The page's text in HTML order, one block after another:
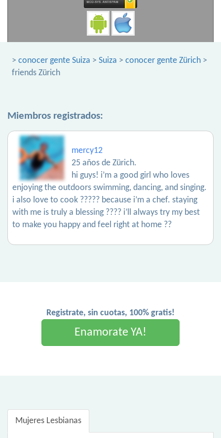
> conocer gente Suiza > Suiza > conocer gente Zürich >
friends Zürich
Miembros registrados:
mercy12
25 años de Zürich.
hi guys! i’m a good girl who loves
enjoying the outdoors swimming, dancing, and singing.
i also love to cook ????? because i’m a chef. staying
with me is truly a blessing ???? i’ll always try my best
to make you happy and feel right at home ??
Registrate, sin cuotas, 100% gratis!
Enamorate YA!
Mujeres Lesbianas